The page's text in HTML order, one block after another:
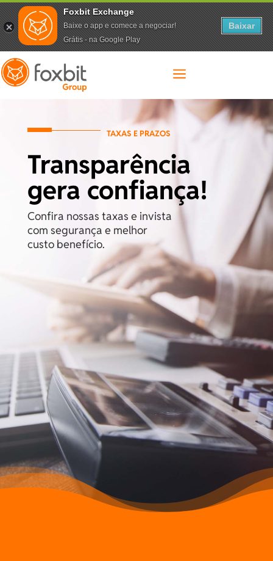
a
TAXAS E PRAZOS
Transparência
gera confiança!
Confira nossas taxas e invista
com segurança e melhor
custo benefício.
Foxbit Exchange
Baixe o app e comece a negociar!
Grátis - na Google Play
Baixar